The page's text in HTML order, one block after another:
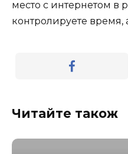
место с интернетом в
контролируете время,
Читайте також